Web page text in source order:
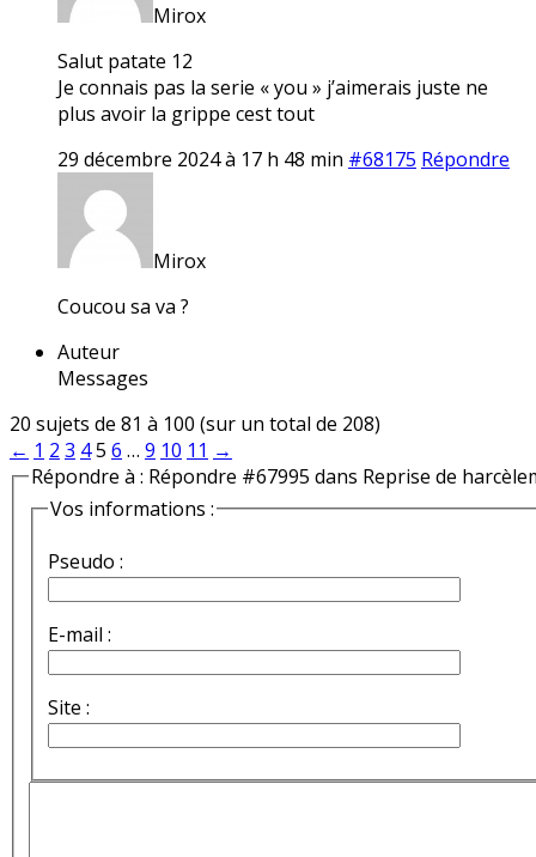
Mirox
Salut patate 12
Je connais pas la serie « you » j’aimerais juste ne
plus avoir la grippe cest tout
29 décembre 2024 à 17 h 48 min #68175 Répondre
Mirox
Coucou sa va ?
Auteur
Messages
20 sujets de 81 à 100 (sur un total de 208)
← 1 2 3 45 6 … 9 10 11 →
Répondre à : Répondre #67995 dans Reprise de
Vos informations :
Pseudo :
E-mail :
Site :